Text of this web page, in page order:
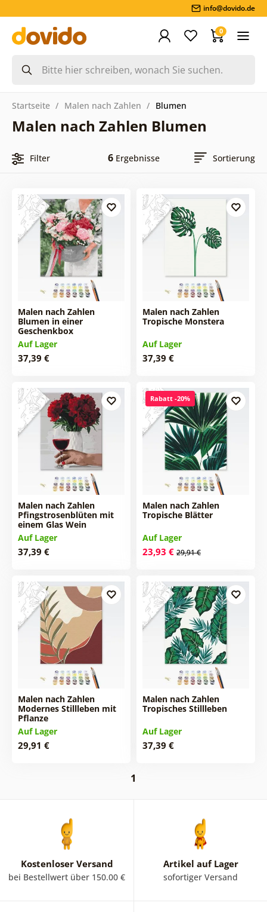
info@dovido.de
0
Startseite Malen nach Zahlen Blumen
Malen nach Zahlen Blumen
Filter 6Ergebnisse Sortierung
Malen nach Zahlen
Blumen in einer
Geschenkbox
Auf Lager
37,39 €
Malen nach Zahlen
Tropische Monstera
Auf Lager
37,39 €
Malen nach Zahlen
Pfingstrosenblüten mit
einem Glas Wein
Auf Lager
37,39 €
Rabatt -20%
Malen nach Zahlen
Tropische Blätter
Auf Lager
23,93 € 29,91 €
Malen nach Zahlen
Modernes Stillleben mit
Pflanze
Auf Lager
29,91 €
Malen nach Zahlen
Tropisches Stillleben
Auf Lager
37,39 €
1
Kostenloser Versand
bei Bestellwert über 150.00 €
Artikel auf Lager
sofortiger Versand